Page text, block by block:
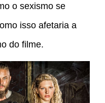
o sexismo se
isso afetaria a
do filme.